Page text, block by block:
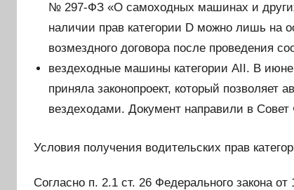
№ 297-ФЗ «О самоходных машинах и других
наличии прав категории D можно лишь на
возмездного договора после проведения
вездеходные машины категории AII. В
приняла законопроект, который позволяет
вездеходами. Документ направили в
Условия получения водительских прав
Согласно п. 2.1 ст. 26 Федерального закона